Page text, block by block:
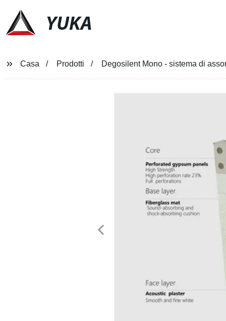
YUKA
Casa Prodotti Degosilent Mono - sistema di